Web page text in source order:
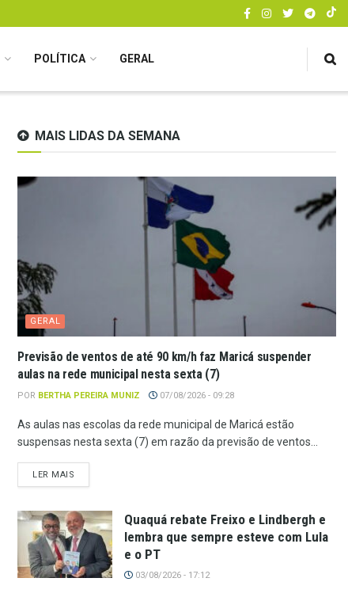
POLÍTICA GERAL
MAIS LIDAS DA SEMANA
GERAL
Previsão de ventos de até 90 km/h faz Maricá suspender
aulas na rede municipal nesta sexta (7)
POR BERTHA PEREIRA MUNIZ 07/08/2026 - 09:28
As aulas nas escolas da rede municipal de Maricá estão
suspensas nesta sexta (7) em razão da previsão de ventos...
LER MAIS
Quaquá rebate Freixo e Lindbergh e
lembra que sempre esteve com Lula
e o PT
03/08/2026 - 17:12